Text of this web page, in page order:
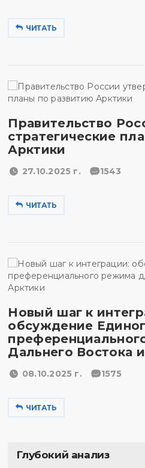
ЧИТАТЬ
Правительство
стратегические
Арктики
27.10.2025 г. 1543
ЧИТАТЬ
Новый шаг к
обсуждение
Дальнего Востока
08.10.2025 г. 1575
ЧИТАТЬ
Глубокий анализ